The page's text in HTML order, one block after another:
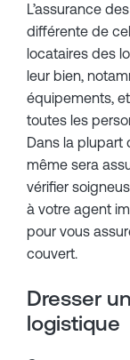
L’assurance
différente de
locataires des
leur bien,
équipements,
toutes les
Dans la plupart
même sera
vérifier
à votre agent
pour vous
couvert.
Dresser
logistique